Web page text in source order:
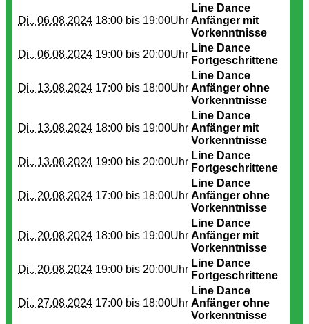
Di.. 06.08.2024 18:00 bis 19:00Uhr
Line Dance
Anfänger mit
Vorkenntnisse
Di.. 06.08.2024 19:00 bis 20:00Uhr
Line Dance
Fortgeschrittene
Di.. 13.08.2024 17:00 bis 18:00Uhr
Line Dance
Anfänger ohne
Vorkenntnisse
Di.. 13.08.2024 18:00 bis 19:00Uhr
Line Dance
Anfänger mit
Vorkenntnisse
Di.. 13.08.2024 19:00 bis 20:00Uhr
Line Dance
Fortgeschrittene
Di.. 20.08.2024 17:00 bis 18:00Uhr
Line Dance
Anfänger ohne
Vorkenntnisse
Di.. 20.08.2024 18:00 bis 19:00Uhr
Line Dance
Anfänger mit
Vorkenntnisse
Di.. 20.08.2024 19:00 bis 20:00Uhr
Line Dance
Fortgeschrittene
Di.. 27.08.2024 17:00 bis 18:00Uhr
Line Dance
Anfänger ohne
Vorkenntnisse